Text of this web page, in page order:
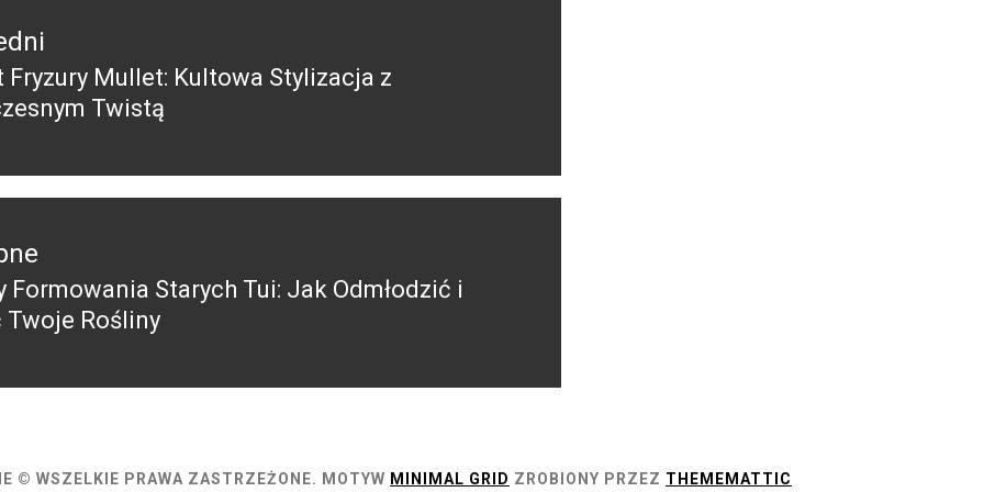
Fryzury Mullet: Kultowa Stylizacja z
Twistą
Formowania Starych Tui: Jak Odmłodzić i
Twoje Rośliny
© WSZELKIE PRAWA ZASTRZEŻONE. MOTYW MINIMAL GRID ZROBIONY PRZEZ THEMEMATTIC